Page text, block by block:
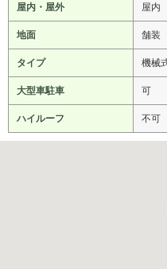
屋内・屋外 屋内
地面 舗装
タイプ 機械
大型車駐車 可
ハイルーフ 不可